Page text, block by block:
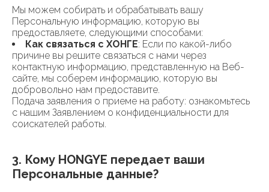
Мы можем собирать и обрабатывать вашу
Персональную информацию, которую вы
предоставляете, следующими способами:
Как связаться с ХОНГЕ: Если по какой-либо
причине вы решите связаться с нами через
контактную информацию, представленную на Веб-
сайте, мы соберем информацию, которую вы
добровольно нам предоставите.
Подача заявления о приеме на работу: ознакомьтесь
с нашим Заявлением о конфиденциальности для
соискателей работы.
3. Кому HONGYE передает ваши
Персональные данные?